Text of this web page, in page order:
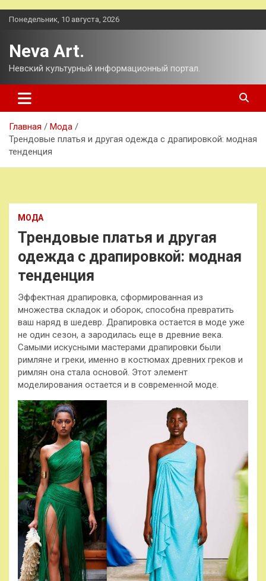
Перейти
Понедельник, 10 августа, 2026
Neva Art.
Невский культурный информационный портал.
Главная
Мода
Трендовые платья и другая одежда с драпировкой: модная
тенденция
МОДА
Трендовые платья и другая
одежда с драпировкой: модная
тенденция
Эффектная драпировка, сформированная из
множества складок и оборок, способна превратить
ваш наряд в шедевр. Драпировка остается в моде уже
не один сезон, а зародилась еще в древние века.
Самыми искусными мастерами драпировки были
римляне и греки, именно в костюмах древних греков и
римлян она стала основой. Этот элемент
моделирования остается и в современной моде.